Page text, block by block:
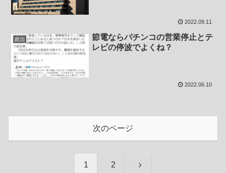
2022.09.11
政治
節電ならパチンコの営業停止とテ
レビの停波でよくね？
2022.06.10
次のページ
1 2 次